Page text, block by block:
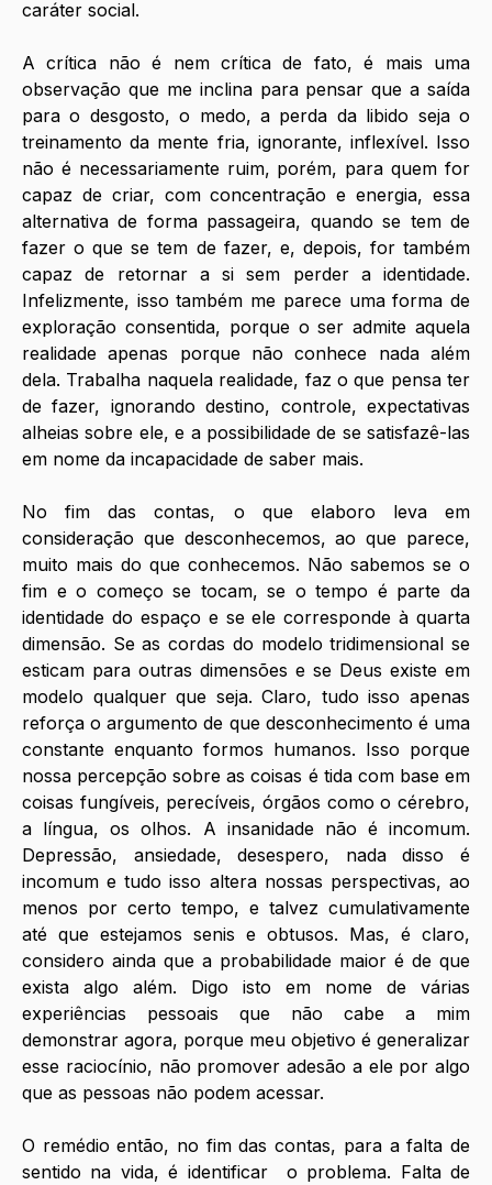
caráter social.
A crítica não é nem crítica de fato, é mais uma
observação que me inclina para pensar que a saída
para o desgosto, o medo, a perda da libido seja o
treinamento da mente fria, ignorante, inflexível. Isso
não é necessariamente ruim, porém, para quem for
capaz de criar, com concentração e energia, essa
alternativa de forma passageira, quando se tem de
fazer o que se tem de fazer, e, depois, for também
capaz de retornar a si sem perder a identidade.
Infelizmente, isso também me parece uma forma de
exploração consentida, porque o ser admite aquela
realidade apenas porque não conhece nada além
dela. Trabalha naquela realidade, faz o que pensa ter
de fazer, ignorando destino, controle, expectativas
alheias sobre ele, e a possibilidade de se satisfazê-las
em nome da incapacidade de saber mais.
No fim das contas, o que elaboro leva em
consideração que desconhecemos, ao que parece,
muito mais do que conhecemos. Não sabemos se o
fim e o começo se tocam, se o tempo é parte da
identidade do espaço e se ele corresponde à quarta
dimensão. Se as cordas do modelo tridimensional se
esticam para outras dimensões e se Deus existe em
modelo qualquer que seja. Claro, tudo isso apenas
reforça o argumento de que desconhecimento é uma
constante enquanto formos humanos. Isso porque
nossa percepção sobre as coisas é tida com base em
coisas fungíveis, perecíveis, órgãos como o cérebro,
a língua, os olhos. A insanidade não é incomum.
Depressão, ansiedade, desespero, nada disso é
incomum e tudo isso altera nossas perspectivas, ao
menos por certo tempo, e talvez cumulativamente
até que estejamos senis e obtusos. Mas, é claro,
considero ainda que a probabilidade maior é de que
exista algo além. Digo isto em nome de várias
experiências pessoais que não cabe a mim
demonstrar agora, porque meu objetivo é generalizar
esse raciocínio, não promover adesão a ele por algo
que as pessoas não podem acessar.
O remédio então, no fim das contas, para a falta de
sentido na vida, é identificar  o problema. Falta de